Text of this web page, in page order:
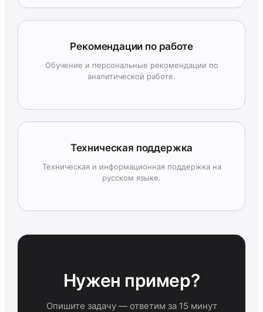
Рекомендации по работе
Обучение и персональные рекомендации по
аналитической работе.
Техническая поддержка
Техническая и информационная поддержка на
русском языке.
Нужен пример?
Опишите задачу — ответим за 15 минут